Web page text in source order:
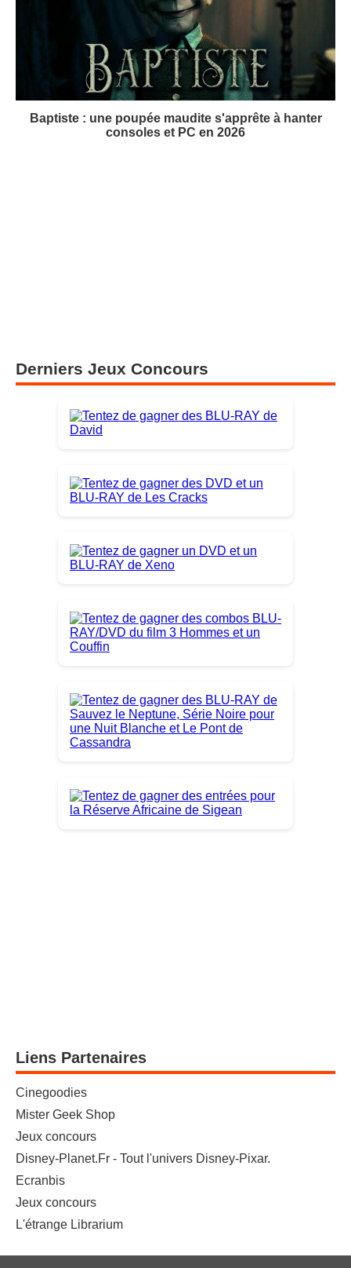
Baptiste : une poupée maudite s'apprête à hanter
consoles et PC en 2026
Derniers Jeux Concours
Liens Partenaires
Cinegoodies
Mister Geek Shop
Jeux concours
Disney-Planet.Fr - Tout l'univers Disney-Pixar.
Ecranbis
Jeux concours
L'étrange Librarium